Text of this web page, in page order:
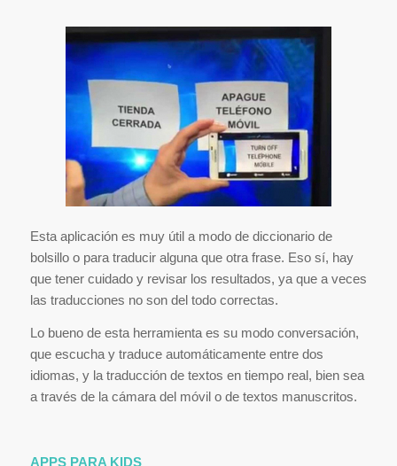
Esta aplicación es muy útil a modo de diccionario de
bolsillo o para traducir alguna que otra frase. Eso sí, hay
que tener cuidado y revisar los resultados, ya que a veces
las traducciones no son del todo correctas.
Lo bueno de esta herramienta es su modo conversación,
que escucha y traduce automáticamente entre dos
idiomas, y la traducción de textos en tiempo real, bien sea
a través de la cámara del móvil o de textos manuscritos.
APPS PARA KIDS